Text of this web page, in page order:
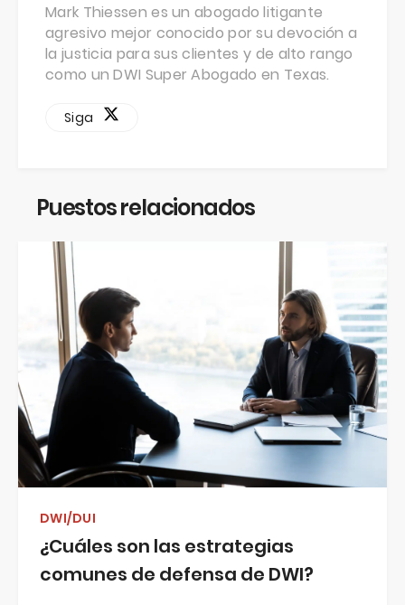
Mark Thiessen es un abogado litigante
agresivo mejor conocido por su devoción a
la justicia para sus clientes y de alto rango
como un DWI Super Abogado en Texas.
Siga
Puestos relacionados
DWI/DUI
¿Cuáles son las estrategias
comunes de defensa de DWI?